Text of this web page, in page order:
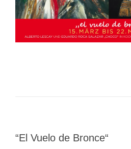
“El Vuelo de Bronce“